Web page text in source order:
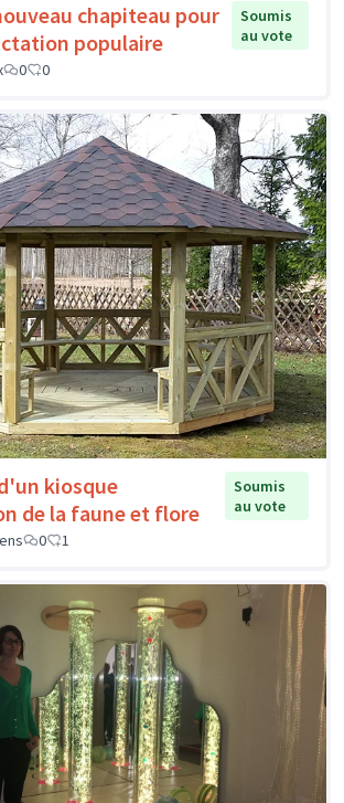
chapiteau pour
populaire
Soumis
au vote
0 0
kiosque
de la faune et flore
Soumis
au vote
0 1